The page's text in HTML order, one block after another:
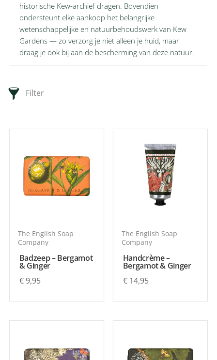
historische Kew-archief dragen. Bovendien
ondersteunt elke aankoop het belangrijke
wetenschappelijke en natuurbehoudswerk van Kew
Gardens — zo verzorg je niet alleen je huid, maar
draag je ook bij aan de bescherming van deze natuur.
Filter
The English Soap
Company
Badzeep – Bergamot
& Ginger
€9,95
The English Soap
Company
Handcrème –
Bergamot & Ginger
€14,95